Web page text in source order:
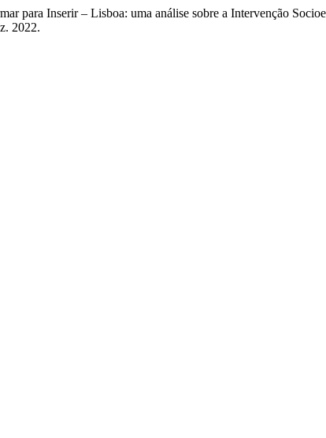
Inserir – Lisboa: uma análise sobre a Intervenção
2022.